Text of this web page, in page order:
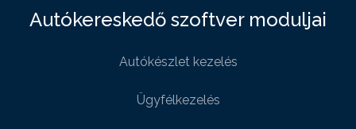
Autókereskedő szoftver moduljai
Autókészlet kezelés
Ügyfélkezelés